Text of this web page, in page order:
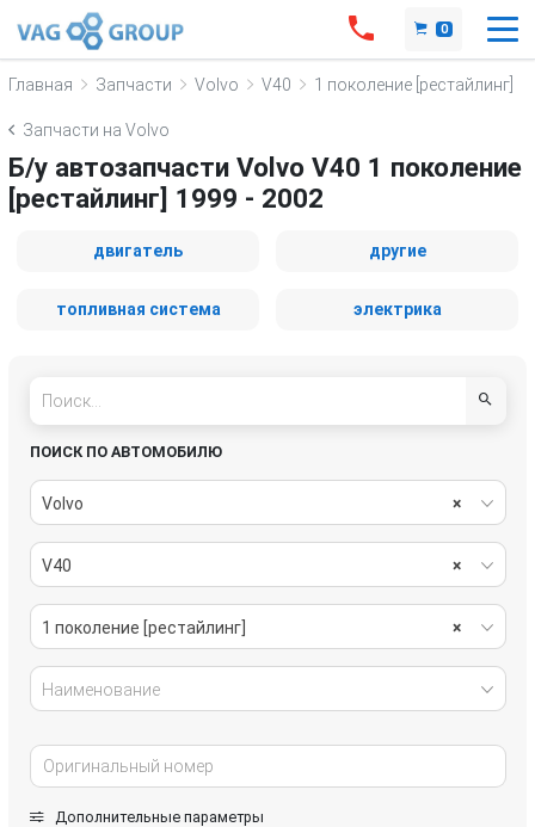
0
Главная Запчасти Volvo V40 1 поколение [рестайлинг]
Запчасти на Volvo
Б/у автозапчасти Volvo V40 1 поколение
[рестайлинг] 1999 - 2002
двигатель другие
топливная система электрика
ПОИСК ПО АВТОМОБИЛЮ
×
Volvo
×
V40
×
1 поколение [рестайлинг]
Наименование
Дополнительные параметры